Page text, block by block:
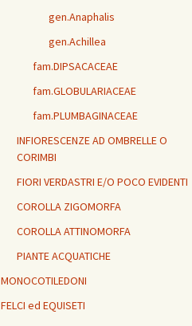
gen.Anaphalis
gen.Achillea
fam.DIPSACACEAE
fam.GLOBULARIACEAE
fam.PLUMBAGINACEAE
INFIORESCENZE AD OMBRELLE O
CORIMBI
FIORI VERDASTRI E/O POCO EVIDENTI
COROLLA ZIGOMORFA
COROLLA ATTINOMORFA
PIANTE ACQUATICHE
MONOCOTILEDONI
FELCI ed EQUISETI